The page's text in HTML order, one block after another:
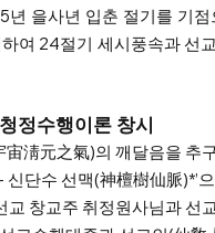
을사년 입춘 절기를 기
24절기 세시풍속과 선
정수행이론 창시
淸元之氣)의 깨달음을 추
신단수 선맥(神檀樹仙脈
창교주 취정원사님과 선